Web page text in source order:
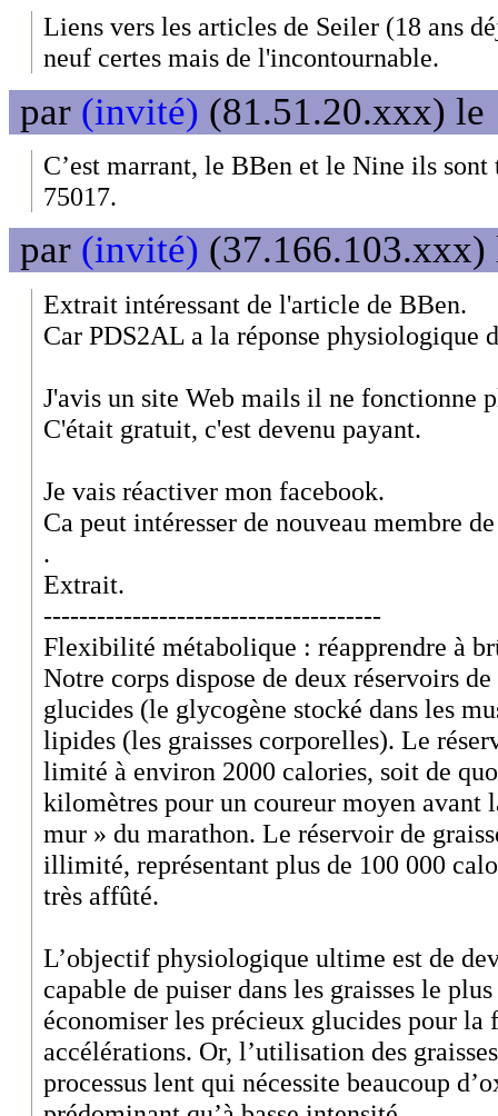
Liens vers les articles de Seiler (18 ans
neuf certes mais de l'incontournable.
par (invité) (81.51.20.xxx) le
C’est marrant, le BBen et le Nine ils sont
75017.
par (invité) (37.166.103.xxx)
Extrait intéressant de l'article de BBen.
Car PDS2AL a la réponse physiologique
J'avis un site Web mails il ne fonctionne
C'était gratuit, c'est devenu payant.
Je vais réactiver mon facebook.
Ca peut intéresser de nouveau membre
.
Extrait.
--------------------------------------
Flexibilité métabolique : réapprendre à
Notre corps dispose de deux réservoirs
glucides (le glycogène stocké dans les
lipides (les graisses corporelles). Le
limité à environ 2000 calories, soit de
kilomètres pour un coureur moyen avant
mur » du marathon. Le réservoir de
illimité, représentant plus de 100 000
très affûté.
L’objectif physiologique ultime est de
capable de puiser dans les graisses le
économiser les précieux glucides pour la
accélérations. Or, l’utilisation des
processus lent qui nécessite beaucoup